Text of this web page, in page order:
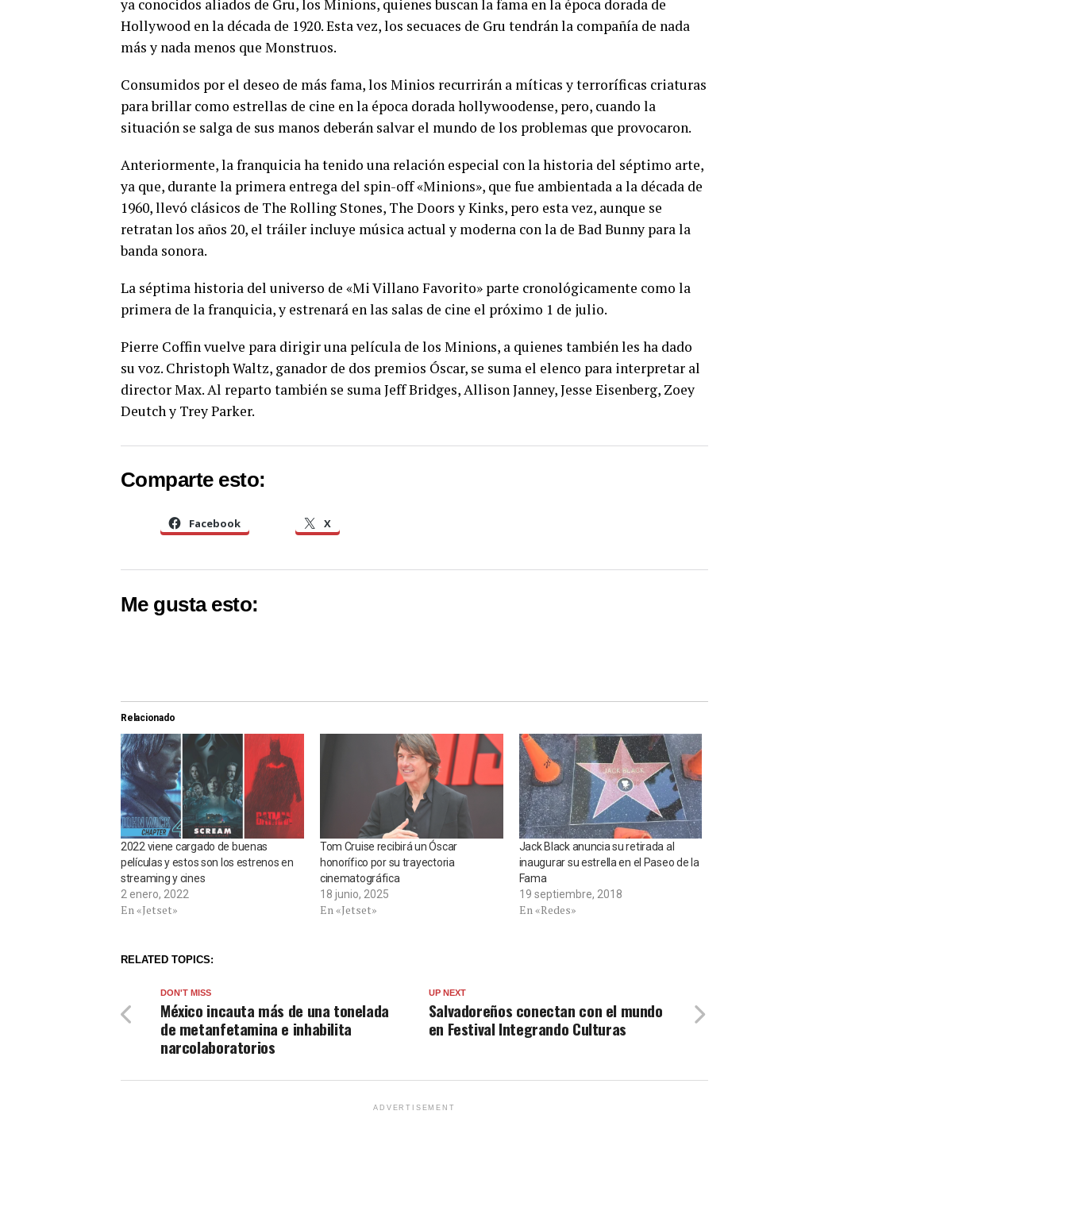
ya conocidos aliados de Gru, los Minions, quienes buscan la fama en la época dorada de
Hollywood en la década de 1920. Esta vez, los secuaces de Gru tendrán la compañía de nada
más y nada menos que Monstruos.
Consumidos por el deseo de más fama, los Minios recurrirán a míticas y terroríficas criaturas
para brillar como estrellas de cine en la época dorada hollywoodense, pero, cuando la
situación se salga de sus manos deberán salvar el mundo de los problemas que provocaron.
Anteriormente, la franquicia ha tenido una relación especial con la historia del séptimo arte,
ya que, durante la primera entrega del spin-off «Minions», que fue ambientada a la década de
1960, llevó clásicos de The Rolling Stones, The Doors y Kinks, pero esta vez, aunque se
retratan los años 20, el tráiler incluye música actual y moderna con la de Bad Bunny para la
banda sonora.
La séptima historia del universo de «Mi Villano Favorito» parte cronológicamente como la
primera de la franquicia, y estrenará en las salas de cine el próximo 1 de julio.
Pierre Coffin vuelve para dirigir una película de los Minions, a quienes también les ha dado
su voz. Christoph Waltz, ganador de dos premios Óscar, se suma el elenco para interpretar al
director Max. Al reparto también se suma Jeff Bridges, Allison Janney, Jesse Eisenberg, Zoey
Deutch y Trey Parker.
Comparte esto:
Facebook X
Me gusta esto:
Relacionado
2022 viene cargado de buenas
películas y estos son los estrenos en
streaming y cines
2 enero, 2022
En «Jetset»
Tom Cruise recibirá un Óscar
honorífico por su trayectoria
cinematográfica
18 junio, 2025
En «Jetset»
Jack Black anuncia su retirada al
inaugurar su estrella en el Paseo de la
Fama
19 septiembre, 2018
En «Redes»
RELATED TOPICS:
UP NEXT
Salvadoreños conectan con el mundo
en Festival Integrando Culturas
DON'T MISS
México incauta más de una tonelada
de metanfetamina e inhabilita
narcolaboratorios
ADVERTISEMENT